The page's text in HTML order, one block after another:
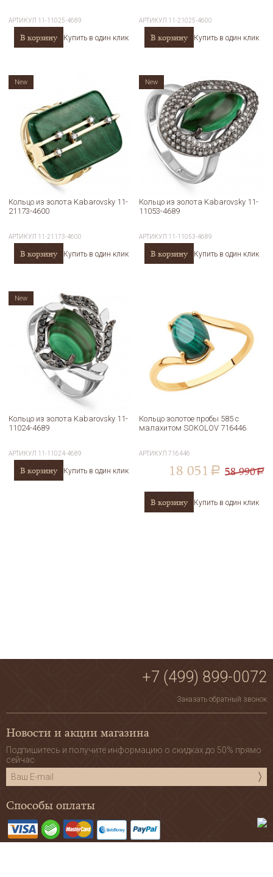
АРТИКУЛ 11-11025-4689
В корзину Купить в один клик
АРТИКУЛ 11-21025-4600
В корзину Купить в один клик
Кольцо из золота Kabarovsky 11-
21173-4600
АРТИКУЛ 11-21173-4600
В корзину Купить в один клик
New
Кольцо из золота Kabarovsky 11-
11053-4689
АРТИКУЛ 11-11053-4689
В корзину Купить в один клик
New
Кольцо из золота Kabarovsky 11-
11024-4689
АРТИКУЛ 11-11024-4689
В корзину Купить в один клик
New
Кольцо золотое пробы 585 с
малахитом SOKOLOV 716446
АРТИКУЛ716446
18 051 a 58 990a
В корзину Купить в один клик
+7 (499) 899-0072
Заказать обратный звонок
Новости и акции магазина
Подпишитесь и получите информацию о скидках до 50% прямо
сейчас
Способы оплаты